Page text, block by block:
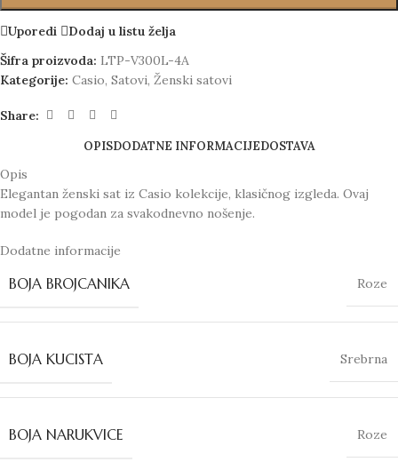
Uporedi
Dodaj u listu želja
Šifra proizvoda: LTP-V300L-4A
Kategorije: Casio, Satovi, Ženski satovi
Share:
OPISDODATNE INFORMACIJEDOSTAVA
Opis
Elegantan ženski sat iz Casio kolekcije, klasičnog izgleda. Ovaj
model je pogodan za svakodnevno nošenje.
Dodatne informacije
BOJA BROJCANIKA Roze
BOJA KUCISTA Srebrna
BOJA NARUKVICE Roze